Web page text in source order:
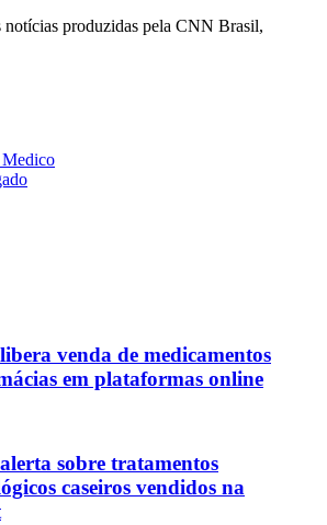
notícias produzidas pela CNN Brasil,
Medico
venda de medicamentos
em plataformas online
sobre tratamentos
caseiros vendidos na